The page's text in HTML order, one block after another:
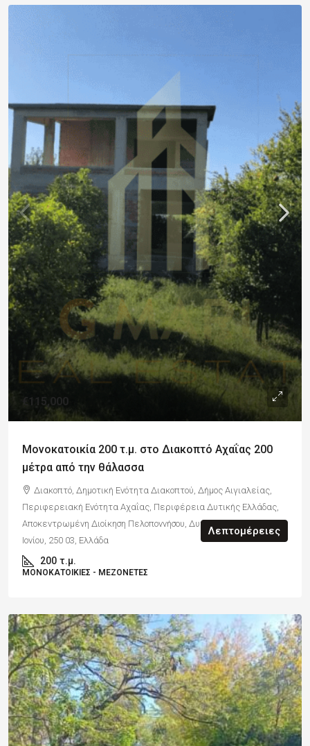
€115,000
Μονοκατοικία 200 τ.μ. στο Διακοπτό Αχαΐας 200
μέτρα από την θάλασσα
Διακοπτό, Δημοτική Ενότητα Διακοπτού, Δήμος Αιγιαλείας,
Περιφερειακή Ενότητα Αχαΐας, Περιφέρεια Δυτικής Ελλάδας,
Αποκεντρωμένη Διοίκηση Πελοποννήσου, Δυτικής Ελλάδας και
Ιονίου, 250 03, Ελλάδα
200 τ.μ.
ΜΟΝΟΚΑΤΟΙΚΊΕΣ - ΜΕΖΟΝΈΤΕΣ
Λεπτομέρειες